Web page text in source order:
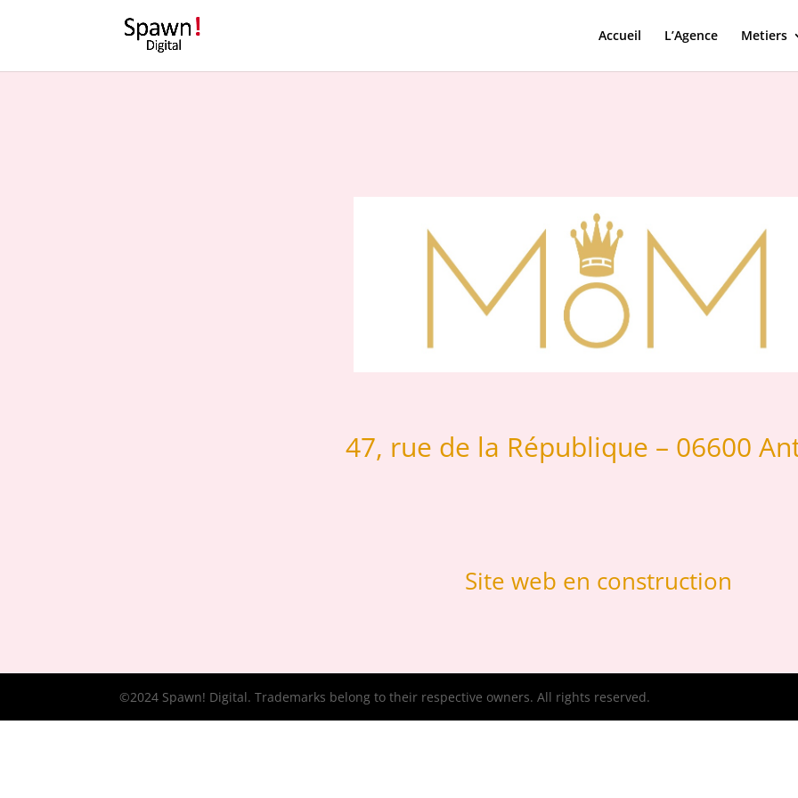
Accueil L’Agence Metiers
47, rue de la République – 06600
Site web en construction
©2024 Spawn! Digital. Trademarks belong to their respective owners. All rights reserved.